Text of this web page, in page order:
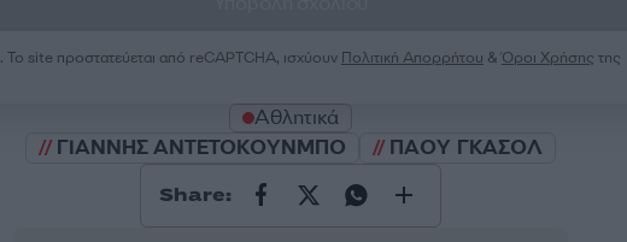
. Το site προστατεύεται από reCAPTCHA, ισχύουν Πολιτική Απορρήτου &Όροι Χρήσης της
Αθλητικά
ΓΙΑΝΝΗΣ ΑΝΤΕΤΟΚΟΥΝΜΠΟ
ΠΑΟΥ ΓΚΑΣΟΛ
Share: